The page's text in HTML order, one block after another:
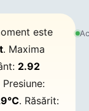
este
. Maxima
2.92
Presiune:
. Răsărit: